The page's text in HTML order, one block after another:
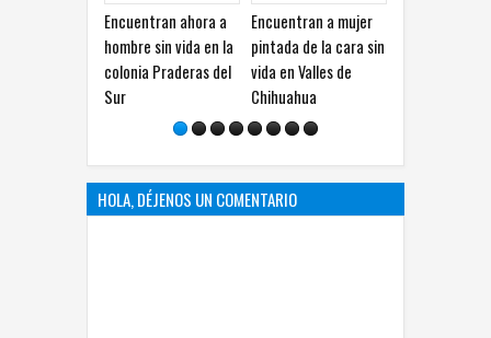
Encuentran ahora a
hombre sin vida en la
colonia Praderas del
Encuentran a mujer
pintada de la cara sin
vida en Valles de
Chihuahua
Localizan a hombre
sin vida en domicilio
en la colonia Juan
HOLA, DÉJENOS UN COMENTARIO